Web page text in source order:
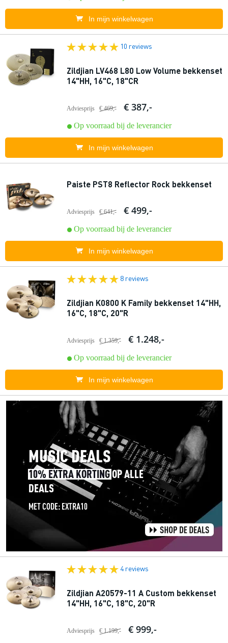
In mijn winkelwagen
10 reviews
Zildjian LV468 L80 Low Volume bekkenset
14"HH, 16"C, 18"CR
Adviesprijs € 469,- € 387,-
Op voorraad bij de leverancier
In mijn winkelwagen
Paiste PST8 Reflector Rock bekkenset
Adviesprijs € 641,- € 499,-
Op voorraad bij de leverancier
In mijn winkelwagen
8 reviews
Zildjian K0800 K Family bekkenset 14"HH,
16"C, 18"C, 20"R
Adviesprijs € 1.359,- € 1.248,-
Op voorraad bij de leverancier
In mijn winkelwagen
4 reviews
Zildjian A20579-11 A Custom bekkenset
14"HH, 16"C, 18"C, 20"R
Adviesprijs € 1.199,- € 999,-